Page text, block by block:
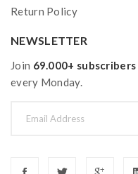
Return Policy
NEWSLETTER
Join 69.000+ subscribers
every Monday.